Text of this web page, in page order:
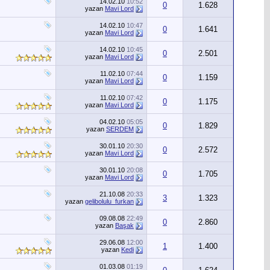
yazan Mavi Lord 0 1.628
14.02.10 10:47
yazan Mavi Lord 0 1.641
14.02.10 10:45
yazan Mavi Lord 0 2.501
11.02.10 07:44
yazan Mavi Lord 0 1.159
11.02.10 07:42
yazan Mavi Lord 0 1.175
04.02.10 05:05
yazan SERDEM 0 1.829
30.01.10 20:30
yazan Mavi Lord 0 2.572
30.01.10 20:08
yazan Mavi Lord 0 1.705
21.10.08 20:33
yazan gelibolulu_furkan 3 1.323
09.08.08 22:49
yazan Başak 0 2.860
29.06.08 12:00
yazan Kedi 1 1.400
01.03.08 01:19